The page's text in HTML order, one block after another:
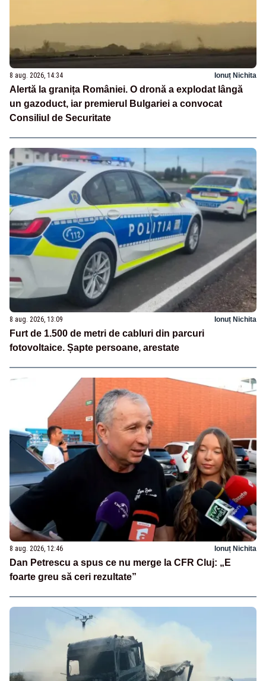
8 aug. 2026, 14:34 Ionuț Nichita
Alertă la granița României. O dronă a explodat lângă
un gazoduct, iar premierul Bulgariei a convocat
Consiliul de Securitate
8 aug. 2026, 13:09 Ionuț Nichita
Furt de 1.500 de metri de cabluri din parcuri
fotovoltaice. Șapte persoane, arestate
8 aug. 2026, 12:46 Ionuț Nichita
Dan Petrescu a spus ce nu merge la CFR Cluj: „E
foarte greu să ceri rezultate”